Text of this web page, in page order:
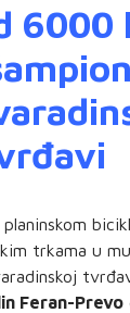
6000
trkama u
Feran-Prevo